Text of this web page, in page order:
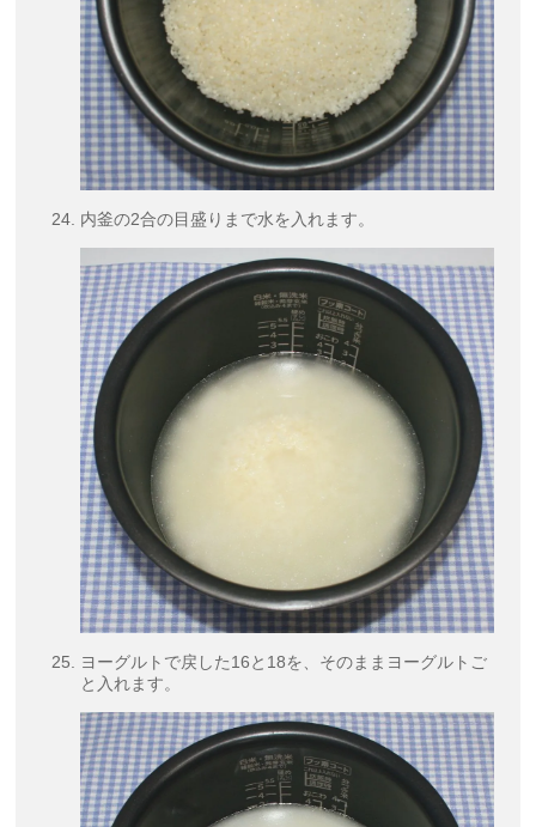
内釜の2合の目盛りまで水を入れます。
ヨーグルトで戻した16と18を、そのままヨーグルトご
と入れます。